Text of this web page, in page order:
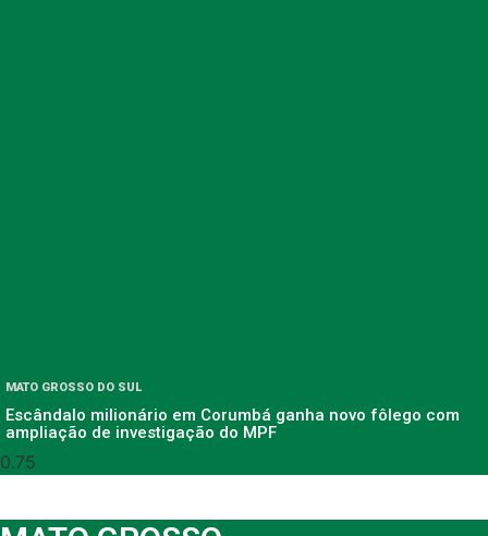
MATO GROSSO DO SUL
Escândalo milionário em Corumbá ganha novo fôlego com
ampliação de investigação do MPF